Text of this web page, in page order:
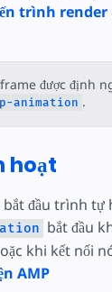
trình render
được định
animation .
hoạt
đầu trình tự
bắt đầu
khi kết nối
AMP